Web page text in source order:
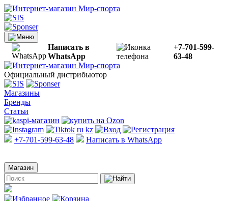
Написать в
WhatsApp
+7-701-599-
63-48
Официальный дистрибьютор
Магазины
Бренды
Статьи
ru kz
+7-701-599-63-48
Написать в WhatsApp
Магазин